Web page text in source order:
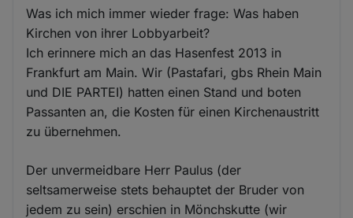
Was ich mich immer wieder frage: Was haben
Kirchen von ihrer Lobbyarbeit?
Ich erinnere mich an das Hasenfest 2013 in
Frankfurt am Main. Wir (Pastafari, gbs Rhein Main
und DIE PARTEI) hatten einen Stand und boten
Passanten an, die Kosten für einen Kirchenaustritt
zu übernehmen.
Der unvermeidbare Herr Paulus (der
seltsamerweise stets behauptet der Bruder von
jedem zu sein) erschien in Mönchskutte (wir